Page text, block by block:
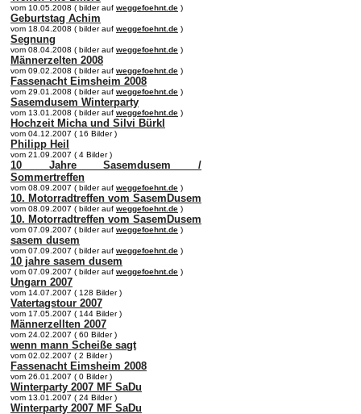
vom 10.05.2008 ( bilder auf weggefoehnt.de )
Geburtstag Achim
vom 18.04.2008 ( bilder auf weggefoehnt.de )
Segnung
vom 08.04.2008 ( bilder auf weggefoehnt.de )
Männerzelten 2008
vom 09.02.2008 ( bilder auf weggefoehnt.de )
Fassenacht Eimsheim 2008
vom 29.01.2008 ( bilder auf weggefoehnt.de )
Sasemdusem Winterparty
vom 13.01.2008 ( bilder auf weggefoehnt.de )
Hochzeit Micha und Silvi Bürkl
vom 04.12.2007 ( 16 Bilder )
Philipp Heil
vom 21.09.2007 ( 4 Bilder )
10 Jahre Sasemdusem /
Sommertreffen
vom 08.09.2007 ( bilder auf weggefoehnt.de )
10. Motorradtreffen vom SasemDusem
vom 08.09.2007 ( bilder auf weggefoehnt.de )
10. Motorradtreffen vom SasemDusem
vom 07.09.2007 ( bilder auf weggefoehnt.de )
sasem dusem
vom 07.09.2007 ( bilder auf weggefoehnt.de )
10 jahre sasem dusem
vom 07.09.2007 ( bilder auf weggefoehnt.de )
Ungarn 2007
vom 14.07.2007 ( 128 Bilder )
Vatertagstour 2007
vom 17.05.2007 ( 144 Bilder )
Männerzellten 2007
vom 24.02.2007 ( 60 Bilder )
wenn mann Scheiße sagt
vom 02.02.2007 ( 2 Bilder )
Fassenacht Eimsheim 2008
vom 26.01.2007 ( 0 Bilder )
Winterparty 2007 MF SaDu
vom 13.01.2007 ( 24 Bilder )
Winterparty 2007 MF SaDu